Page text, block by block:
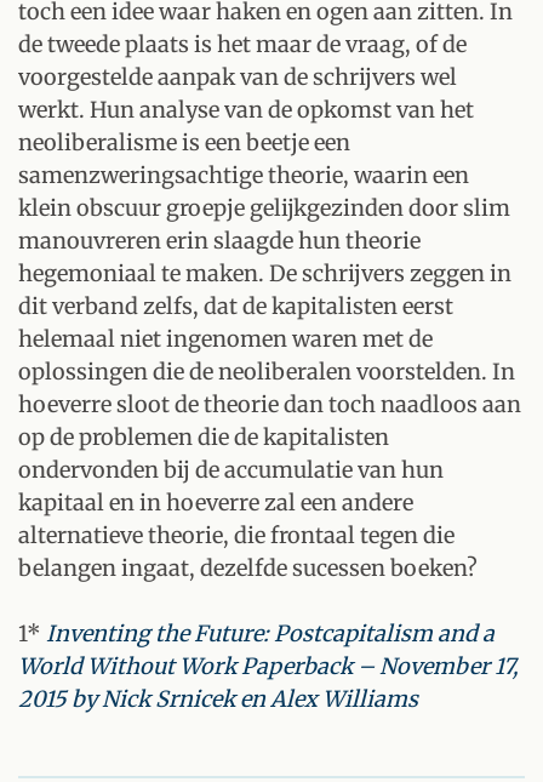
toch een idee waar haken en ogen aan zitten. In
de tweede plaats is het maar de vraag, of de
voorgestelde aanpak van de schrijvers wel
werkt. Hun analyse van de opkomst van het
neoliberalisme is een beetje een
samenzweringsachtige theorie, waarin een
klein obscuur groepje gelijkgezinden door slim
manouvreren erin slaagde hun theorie
hegemoniaal te maken. De schrijvers zeggen in
dit verband zelfs, dat de kapitalisten eerst
helemaal niet ingenomen waren met de
oplossingen die de neoliberalen voorstelden. In
hoeverre sloot de theorie dan toch naadloos aan
op de problemen die de kapitalisten
ondervonden bij de accumulatie van hun
kapitaal en in hoeverre zal een andere
alternatieve theorie, die frontaal tegen die
belangen ingaat, dezelfde sucessen boeken?
1* Inventing the Future: Postcapitalism and a
World Without Work Paperback – November 17,
2015 by Nick Srnicek en Alex Williams